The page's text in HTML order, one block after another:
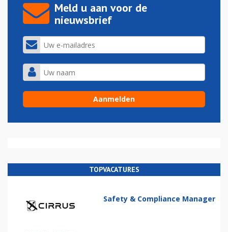
Meld u aan voor de
nieuwsbrief
TOPVACATURES
Safety & Compliance Manager